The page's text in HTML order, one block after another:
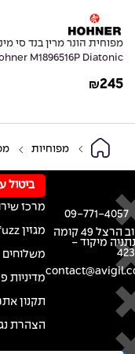
מפוחית הונר מרין בנד סי
M1896516P Diatonic
B Natural Minor
₪245
מפוחיות
רחוב הרצל 49 קומה
מיקוד -
09-771-4057
ביטול
מרכז
מגזין fuzz
משלוחים
מדיניות
תקנון
הצהרת